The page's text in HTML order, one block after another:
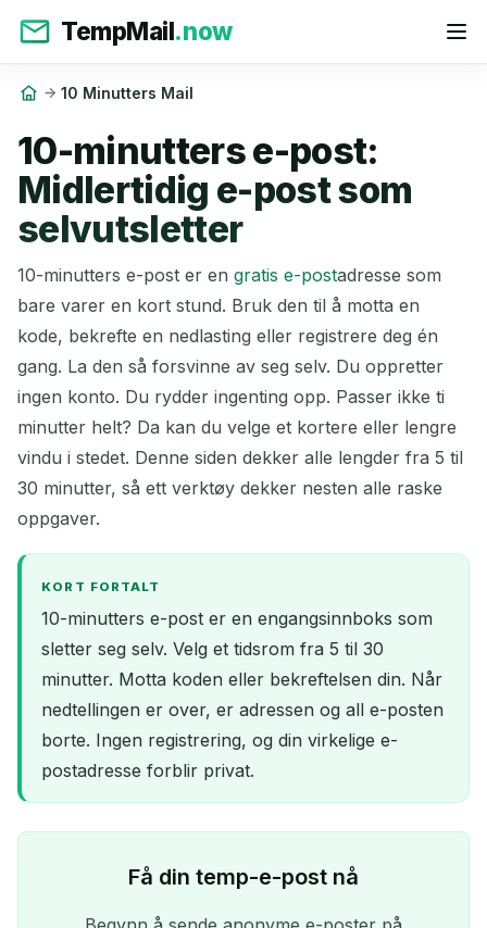
TempMail.now
10 Minutters Mail
10-minutters e-post:
Midlertidig e-post som
selvutsletter
10-minutters e-post er en gratis e-postadresse som
bare varer en kort stund. Bruk den til å motta en
kode, bekrefte en nedlasting eller registrere deg én
gang. La den så forsvinne av seg selv. Du oppretter
ingen konto. Du rydder ingenting opp. Passer ikke ti
minutter helt? Da kan du velge et kortere eller lengre
vindu i stedet. Denne siden dekker alle lengder fra 5 til
30 minutter, så ett verktøy dekker nesten alle raske
oppgaver.
KORT FORTALT
10-minutters e-post er en engangsinnboks som
sletter seg selv. Velg et tidsrom fra 5 til 30
minutter. Motta koden eller bekreftelsen din. Når
nedtellingen er over, er adressen og all e-posten
borte. Ingen registrering, og din virkelige e-
postadresse forblir privat.
Få din temp-e-post nå